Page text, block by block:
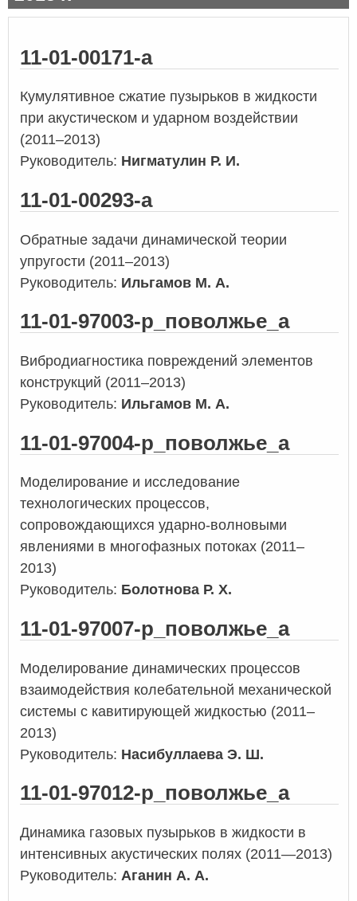
11-01-00171-а
Кумулятивное сжатие пузырьков в жидкости
при акустическом и ударном воздействии
(2011–2013)
Руководитель: Нигматулин Р. И.
11-01-00293-а
Обратные задачи динамической теории
упругости (2011–2013)
Руководитель: Ильгамов М. А.
11-01-97003-р_поволжье_а
Вибродиагностика повреждений элементов
конструкций (2011–2013)
Руководитель: Ильгамов М. А.
11-01-97004-р_поволжье_а
Моделирование и исследование
технологических процессов,
сопровождающихся ударно-волновыми
явлениями в многофазных потоках (2011–
2013)
Руководитель: Болотнова Р. Х.
11-01-97007-р_поволжье_а
Моделирование динамических процессов
взаимодействия колебательной механической
системы с кавитирующей жидкостью (2011–
2013)
Руководитель: Насибуллаева Э. Ш.
11-01-97012-р_поволжье_а
Динамика газовых пузырьков в жидкости в
интенсивных акустических полях (2011—2013)
Руководитель: Аганин А. А.